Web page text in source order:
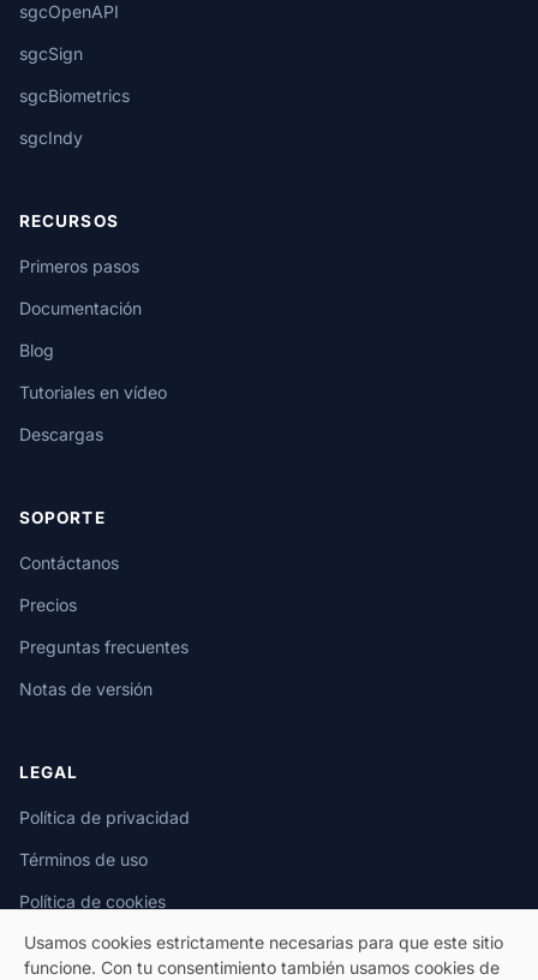
sgcOpenAPI
sgcSign
sgcBiometrics
sgcIndy
RECURSOS
Primeros pasos
Documentación
Blog
Tutoriales en vídeo
Descargas
SOPORTE
Contáctanos
Precios
Preguntas frecuentes
Notas de versión
LEGAL
Política de privacidad
Términos de uso
Política de cookies
Usamos cookies estrictamente necesarias para que este sitio
funcione. Con tu consentimiento también usamos cookies de